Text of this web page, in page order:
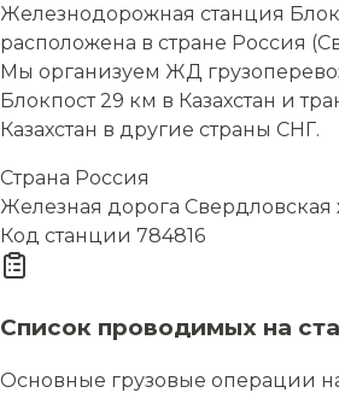
Железнодорожная станция
расположена в стране Россия
Мы организуем ЖД
Блокпост 29 км в Казахстан и
Казахстан в другие страны СНГ.
Страна Россия
Железная дорога Свердловская
Код станции 784816
Список проводимых на
Основные грузовые операции